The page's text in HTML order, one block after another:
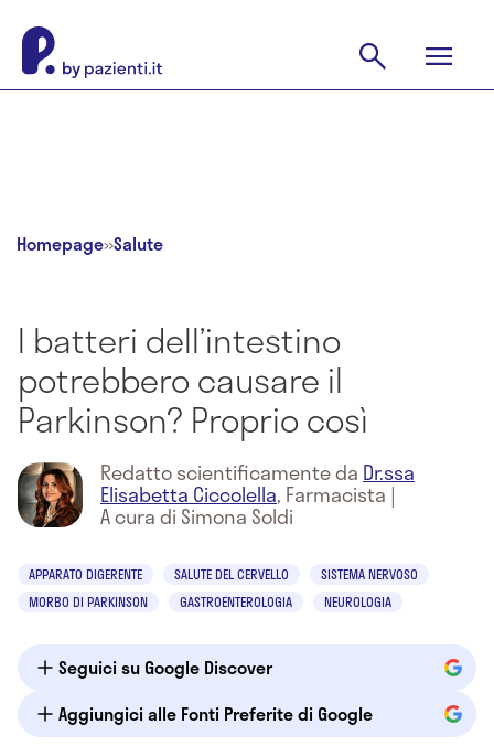
Homepage»Salute
I batteri dell’intestino
potrebbero causare il
Parkinson? Proprio così
Redatto scientificamente da Dr.ssa
Elisabetta Ciccolella, Farmacista |
A cura di Simona Soldi
APPARATO DIGERENTE SALUTE DEL CERVELLO
SISTEMA NERVOSO
MORBO DI PARKINSON
GASTROENTEROLOGIA NEUROLOGIA
Seguici su Google Discover
Aggiungici alle Fonti Preferite di Google